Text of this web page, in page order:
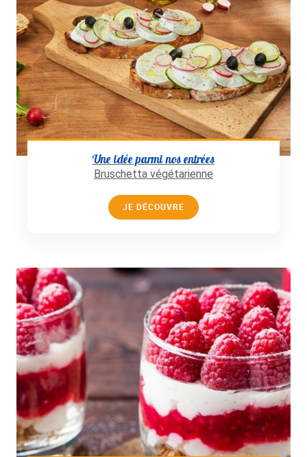
Une idée parmi nos entrées
Bruschetta végétarienne
JE DÉCOUVRE